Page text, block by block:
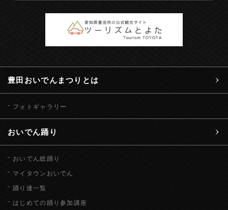
豊田おいでんまつりとは
フォトギャラリー
おいでん踊り
おいでん総踊り
マイタウンおいでん
踊り連一覧
はじめての踊り参加講座